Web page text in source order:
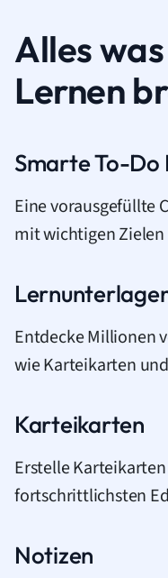
Alles
Lernen
Smarte To-Do
Eine vorausgefüllte
mit wichtigen
Entdecke Millionen
wie Karteikarten
Karteikarten
Erstelle
fortschrittlichsten
Notizen